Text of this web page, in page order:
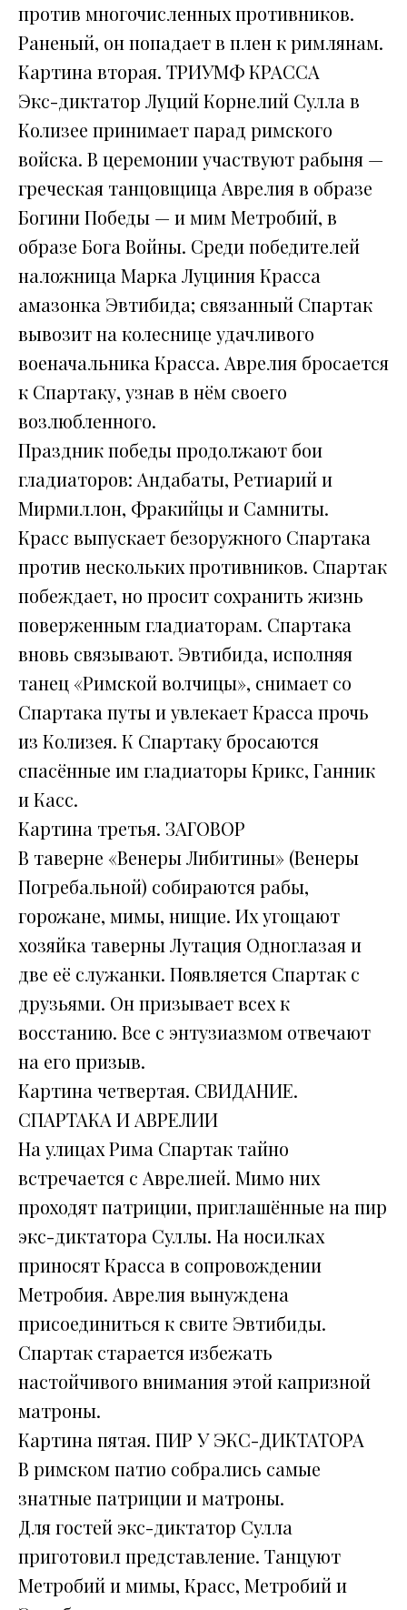
против многочисленных противников.
Раненый, он попадает в плен к римлянам.
Картина вторая. ТРИУМФ КРАССА
Экс-диктатор Луций Корнелий Сулла в
Колизее принимает парад римского
войска. В церемонии участвуют рабыня —
греческая танцовщица Аврелия в образе
Богини Победы — и мим Метробий, в
образе Бога Войны. Среди победителей
наложница Марка Луциния Красса
амазонка Эвтибида; связанный Спартак
вывозит на колеснице удачливого
военачальника Красса. Аврелия бросается
к Спартаку, узнав в нём своего
возлюбленного.
Праздник победы продолжают бои
гладиаторов: Андабаты, Ретиарий и
Мирмиллон, Фракийцы и Самниты.
Красс выпускает безоружного Спартака
против нескольких противников. Спартак
побеждает, но просит сохранить жизнь
поверженным гладиаторам. Спартака
вновь связывают. Эвтибида, исполняя
танец «Римской волчицы», снимает со
Спартака путы и увлекает Красса прочь
из Колизея. К Спартаку бросаются
спасённые им гладиаторы Крикс, Ганник
и Касс.
Картина третья. ЗАГОВОР
В таверне «Венеры Либитины» (Венеры
Погребальной) собираются рабы,
горожане, мимы, нищие. Их угощают
хозяйка таверны Лутация Одноглазая и
две её служанки. Появляется Спартак с
друзьями. Он призывает всех к
восстанию. Все с энтузиазмом отвечают
на его призыв.
Картина четвертая. СВИДАНИЕ.
СПАРТАКА И АВРЕЛИИ
На улицах Рима Спартак тайно
встречается с Аврелией. Мимо них
проходят патриции, приглашённые на пир
экс-диктатора Суллы. На носилках
приносят Красса в сопровождении
Метробия. Аврелия вынуждена
присоединиться к свите Эвтибиды.
Спартак старается избежать
настойчивого внимания этой капризной
матроны.
Картина пятая. ПИР У ЭКС-ДИКТАТОРА
В римском патио собрались самые
знатные патриции и матроны.
Для гостей экс-диктатор Сулла
приготовил представление. Танцуют
Метробий и мимы, Красс, Метробий и